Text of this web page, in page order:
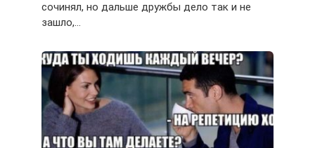
сочинял, но дальше дружбы дело так и не
зашло,…